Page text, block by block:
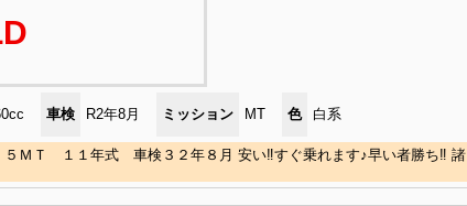
車検 R2年8月 ミッション MT 色 白系
Ｔ １１年式 車検３２年８月 安い‼すぐ乗れます♪早い者勝ち‼ 諸